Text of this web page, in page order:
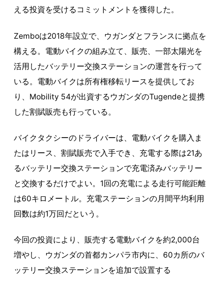
える投資を受けるコミットメントを獲得した。
Zemboは2018年設立で、ウガンダとフランスに拠点を
構える。電動バイクの組み立て、販売、一部太陽光を
活用したバッテリー交換ステーションの運営を行って
いる。電動バイクは所有権移転リースを提供してお
り、Mobility 54が出資するウガンダのTugendeと提携
した割賦販売も行っている。
バイクタクシーのドライバーは、電動バイクを購入ま
たはリース、割賦販売で入手でき、充電する際は21あ
るバッテリー交換ステーションで充電済みバッテリー
と交換するだけでよい。1回の充電による走行可能距離
は60キロメートル。充電ステーションの月間平均利用
回数は約1万回だという。
今回の投資により、販売する電動バイクを約2,000台
増やし、ウガンダの首都カンパラ市内に、60カ所のバ
ッテリー交換ステーションを追加で設置する